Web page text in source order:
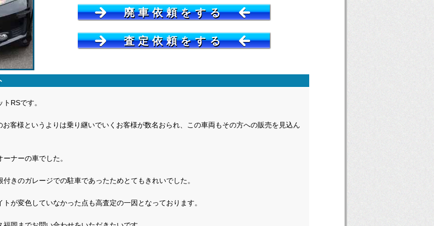
RSです。
客様というよりは乗り継いでいくお客様が数名おられ、この車両もその方への販売を見込ん
ナーの車でした。
きのガレージでの駐車であったためとてもきれいでした。
が変色していなかった点も高査定の一因となっております。
廃車依頼をする
査定依頼をする